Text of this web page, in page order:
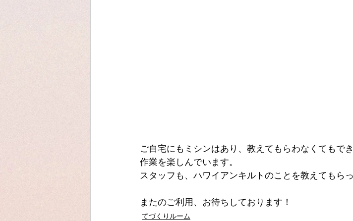
ご自宅にもミシンはあり、教えてもらわなくてもで
作業を楽しんでいます。
スタッフも、ハワイアンキルトのことを教えてもら
またのご利用、お待ちしております！
てづくりルーム